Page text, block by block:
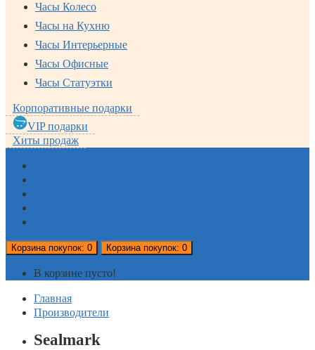
Часы Колесо
Часы на Кухню
Часы Интерьерные
Часы Офисные
Часы Статуэтки
Корпоративные подарки
VIP подарки
Хиты продаж
Корзинапокупок: 0 Корзинапокупок: 0
В корзине пусто!
Главная
Производители
Sealmark